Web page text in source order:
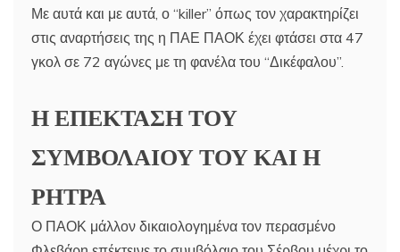
Με αυτά και με αυτά, ο “killer” όπως τον χαρακτηρίζει
στις αναρτήσεις της η ΠΑΕ ΠΑΟΚ έχει φτάσει στα 47
γκολ σε 72 αγώνες με τη φανέλα του “Δικέφαλου”.
Η ΕΠΕΚΤΑΣΗ ΤΟΥ
ΣΥΜΒΟΛΑΙΟΥ ΤΟΥ ΚΑΙ Η
ΡΗΤΡΑ
Ο ΠΑΟΚ μάλλον δικαιολογημένα τον περασμένο